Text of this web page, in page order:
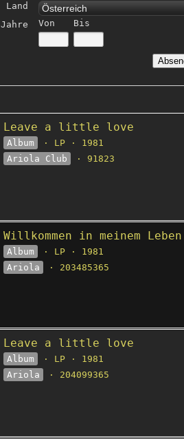
Land Österreich
Jahre Von Bis
Leave a little love
Album
· LP · 1981
Ariola Club
· 91823
Willkommen in meinem Leben
Album
· LP · 1981
Ariola
· 203485365
Leave a little love
Album
· LP · 1981
Ariola
· 204099365